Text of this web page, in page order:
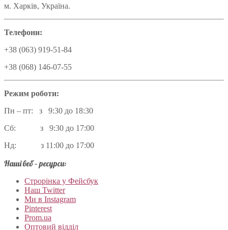
м. Харків, Україна.
Телефони:
+38 (063) 919-51-84
+38 (068) 146-07-55
Режим роботи:
Пн – пт: з 9:30 до 18:30
Сб: з 9:30 до 17:00
Нд: з 11:00 до 17:00
Наші веб – ресурси:
Строрінка у Фейсбук
Наш Twitter
Ми в Instagram
Pinterest
Prom.ua
Оптовий відділ